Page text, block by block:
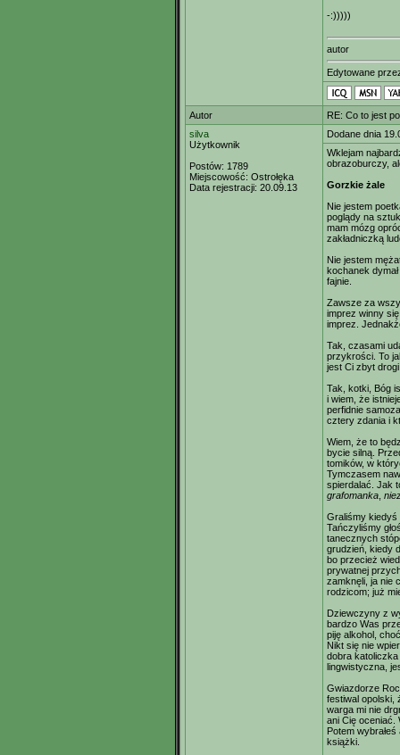
-:)))))
autor
Edytowane
Autor
RE: Co to jest
silva
Użytkownik
Postów: 1789
Miejscowość: Ostrołęka
Data rejestracji: 20.09.13
Dodane dnia
Wklejam
obrazoburczy,
Gorzkie żale
Nie jestem
poglądy na
mam mózg
zakładniczką
Nie jestem
kochanek
fajnie.
Zawsze za
imprez winny
imprez.
Tak, czasami
przykrości. To
jest Ci zbyt
Tak, kotki, Bóg
i wiem, że
perfidnie
cztery zdania i
Wiem, że to
bycie silną.
tomików, w
Tymczasem
spierdalać. Jak
grafomanka
Graliśmy kiedyś
Tańczyliśmy
tanecznych
grudzień, kiedy
bo przecież
prywatnej
zamknęli, ja nie
rodzicom; już
Dziewczyny z
bardzo Was
piję alkohol,
Nikt się nie
dobra
lingwistyczna,
Gwiazdorze
festiwal opolski,
warga mi nie
ani Cię oceniać.
Potem
książki.